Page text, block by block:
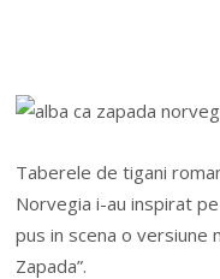
Taberele de tigani
Norvegia i-au inspirat
pus in scena o versiune
Zapada”.